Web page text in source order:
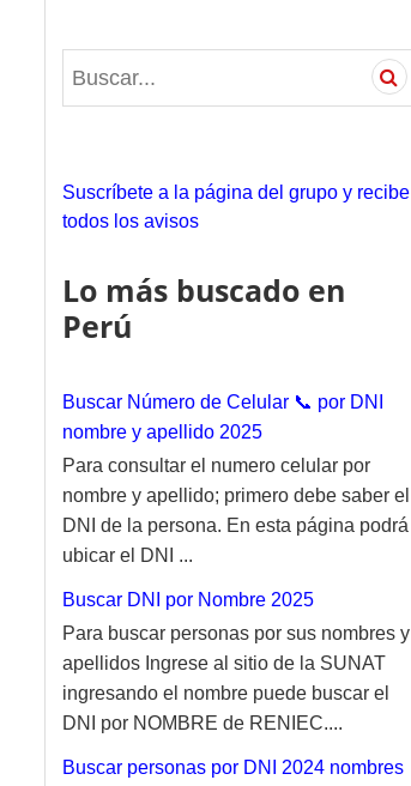
:
Suscríbete a la página del grupo y recibe
todos los avisos
Lo más buscado en
Perú
Buscar Número de Celular 📞 por DNI
nombre y apellido 2025
Para consultar el numero celular por
nombre y apellido; primero debe saber el
DNI de la persona. En esta página podrá
ubicar el DNI ...
Buscar DNI por Nombre 2025
Para buscar personas por sus nombres y
apellidos Ingrese al sitio de la SUNAT
ingresando el nombre puede buscar el
DNI por NOMBRE de RENIEC....
Buscar personas por DNI 2024 nombres